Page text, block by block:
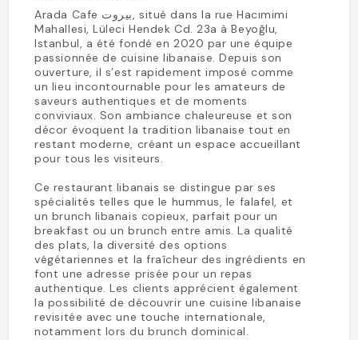
Arada Cafe بيروت, situé dans la rue Hacımimi
Mahallesi, Lüleci Hendek Cd. 23a à Beyoğlu,
Istanbul, a été fondé en 2020 par une équipe
passionnée de cuisine libanaise. Depuis son
ouverture, il s’est rapidement imposé comme
un lieu incontournable pour les amateurs de
saveurs authentiques et de moments
conviviaux. Son ambiance chaleureuse et son
décor évoquent la tradition libanaise tout en
restant moderne, créant un espace accueillant
pour tous les visiteurs.
Ce restaurant libanais se distingue par ses
spécialités telles que le hummus, le falafel, et
un brunch libanais copieux, parfait pour un
breakfast ou un brunch entre amis. La qualité
des plats, la diversité des options
végétariennes et la fraîcheur des ingrédients en
font une adresse prisée pour un repas
authentique. Les clients apprécient également
la possibilité de découvrir une cuisine libanaise
revisitée avec une touche internationale,
notamment lors du brunch dominical.